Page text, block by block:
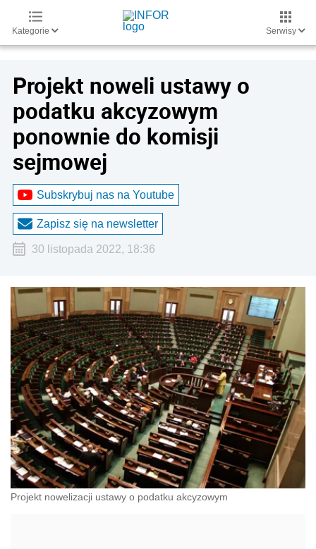
Kategorie Serwisy
Projekt noweli ustawy o
podatku akcyzowym
ponownie do komisji
sejmowej
Subskrybuj nas na Youtube
Zapisz się na newsletter
30 listopada 2022, 18:36
Projekt nowelizacji ustawy o podatku akcyzowym